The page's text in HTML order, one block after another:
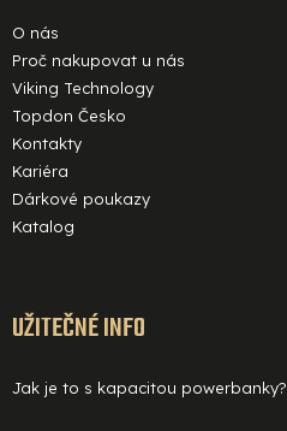
O nás
Proč nakupovat u nás
Viking Technology
Topdon Česko
Kontakty
Kariéra
Dárkové poukazy
Katalog
UŽITEČNÉ INFO
Jak je to s kapacitou powerbanky?